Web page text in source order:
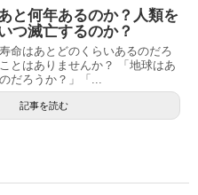
と何年あるのか？人類を
つ滅亡するのか？
命はあとどのくらいあるのだろ
とはありませんか？ 「地球はあ
だろうか？」「...
記事を読む